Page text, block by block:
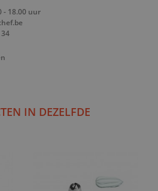
- 18.00 uur
IN DEZELFDE